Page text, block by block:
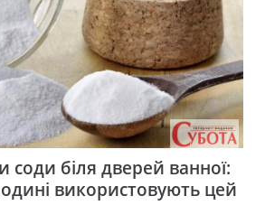
соди біля дверей ванної:
використовують цей